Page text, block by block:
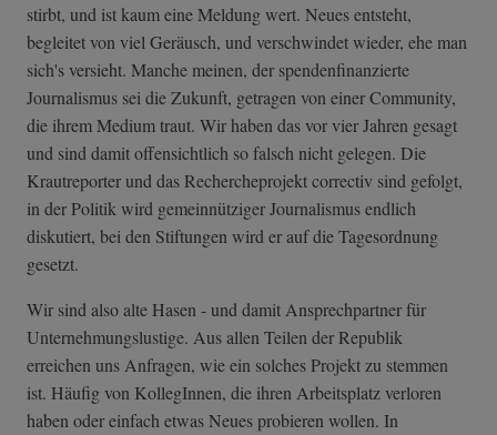
stirbt, und ist kaum eine Meldung wert. Neues entsteht,
begleitet von viel Geräusch, und verschwindet wieder, ehe man
sich's versieht. Manche meinen, der spendenfinanzierte
Journalismus sei die Zukunft, getragen von einer Community,
die ihrem Medium traut. Wir haben das vor vier Jahren gesagt
und sind damit offensichtlich so falsch nicht gelegen. Die
Krautreporter und das Rechercheprojekt correctiv sind gefolgt,
in der Politik wird gemeinnütziger Journalismus endlich
diskutiert, bei den Stiftungen wird er auf die Tagesordnung
gesetzt.
Wir sind also alte Hasen - und damit Ansprechpartner für
Unternehmungslustige. Aus allen Teilen der Republik
erreichen uns Anfragen, wie ein solches Projekt zu stemmen
ist. Häufig von KollegInnen, die ihren Arbeitsplatz verloren
haben oder einfach etwas Neues probieren wollen. In